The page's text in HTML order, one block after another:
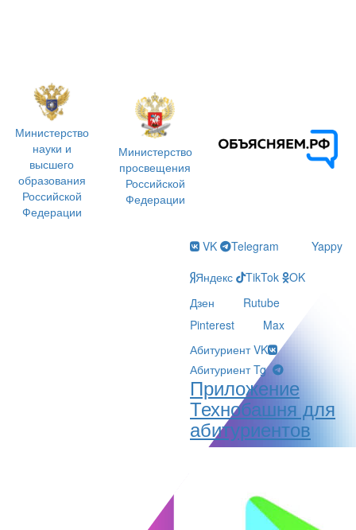
Министерство
науки и
высшего
образования
Российской
Федерации
Министерство
просвещения
Российской
Федерации
VK Telegram
Yappy
Яндекс
TikTok
OK
Дзен
Rutube
Pinterest
Max
Абитуриент VK
Абитуриент Tg
Приложение
Технобашня для
абитуриентов